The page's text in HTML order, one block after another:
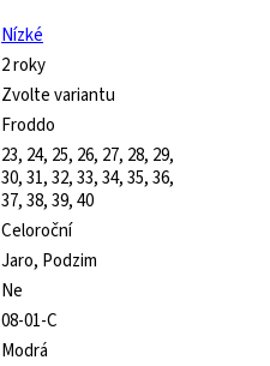
Nízké
2 roky
Zvolte variantu
Froddo
23, 24, 25, 26, 27, 28, 29,
30, 31, 32, 33, 34, 35, 36,
37, 38, 39, 40
Celoroční
Jaro, Podzim
Ne
08-01-C
Modrá